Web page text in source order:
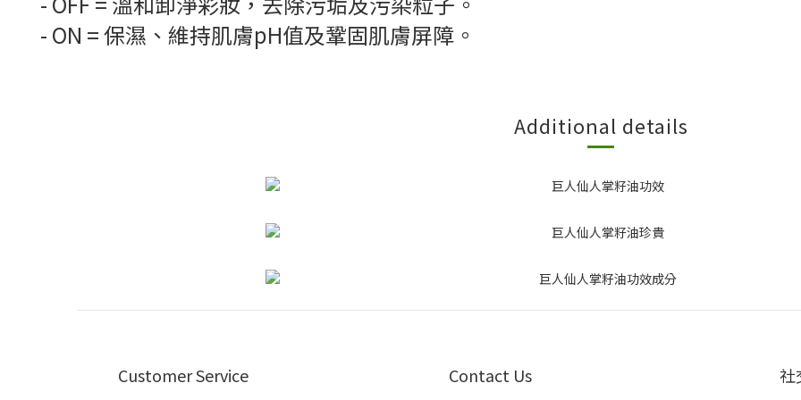
- ON = 保濕、維持肌膚pH值及鞏固肌膚屏障。
Additional details
Customer Service Contact Us 社